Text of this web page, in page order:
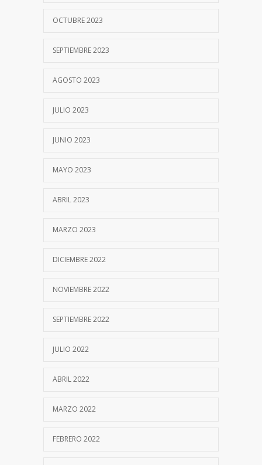
OCTUBRE 2023
SEPTIEMBRE 2023
AGOSTO 2023
JULIO 2023
JUNIO 2023
MAYO 2023
ABRIL 2023
MARZO 2023
DICIEMBRE 2022
NOVIEMBRE 2022
SEPTIEMBRE 2022
JULIO 2022
ABRIL 2022
MARZO 2022
FEBRERO 2022